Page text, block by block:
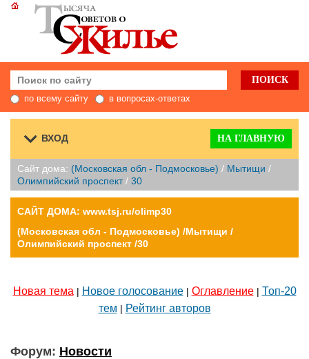
по всему сайту в вопросах-ответах
ВХОД НА ГЛАВНУЮ
Сайт дома: (Московская обл - Подмосковье) / Мытищи /
Олимпийский проспект/ 30
САЙТ ДОМА: www.tsj.ru/olimp30
(Московская обл - Подмосковье) /Мытищи /
Олимпийский проспект /30
Новая тема | Новое голосование| Оглавление| Топ-20
тем | Рейтинг авторов
Форум: Новости